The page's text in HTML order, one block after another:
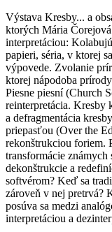
Výstava Kresby... a
ktorých Mária
interpretáciou:
papieri, séria, v ktorej
výpovede. Zvolanie
ktorej nápodoba
Piesne piesní (Church
reinterpretácia. Kresby
a defragmentácia
priepasťou (Over the
rekonštrukciou foriem.
transformácie známych
dekonštrukcie a
softvérom? Keď sa
zároveň v nej pretrvá?
posúva sa medzi
interpretáciou a